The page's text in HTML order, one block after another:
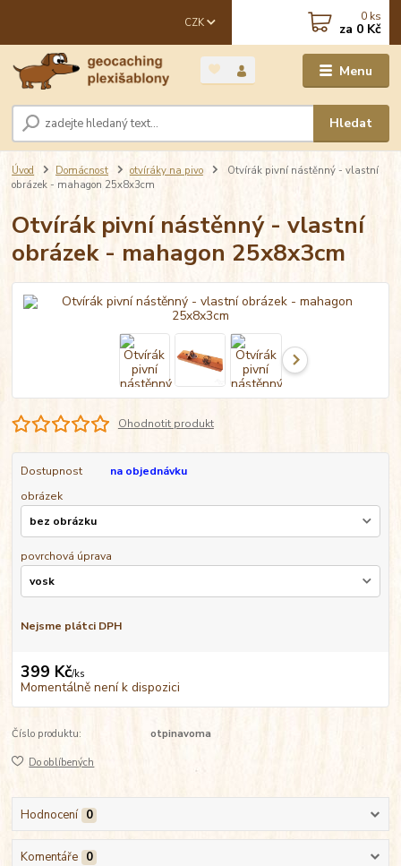
Menu
CZK
Hledat
0 ks
za 0 Kč
Úvod Domácnost otvíráky na pivo
Otvírák pivní nástěnný - vlastní
obrázek - mahagon 25x8x3cm
Otvírák pivní nástěnný - vlastní
obrázek - mahagon 25x8x3cm
Ohodnotit produkt
Dostupnost
na objednávku
obrázek
povrchová úprava
Nejsme plátci DPH
399 Kč/ks
Momentálně není k dispozici
Číslo produktu: otpinavoma
Do oblíbených
Hodnocení 0
Komentáře 0